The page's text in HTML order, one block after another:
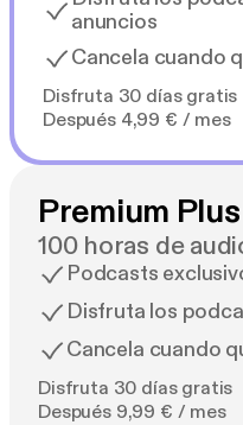
anuncios
Cancela cuando
Disfruta 30 días gratis
Después 4,99 € / mes
Premium Plus
100 horas de
Podcasts
Disfruta los
Cancela cuando
Disfruta 30 días gratis
Después 9,99 € / mes